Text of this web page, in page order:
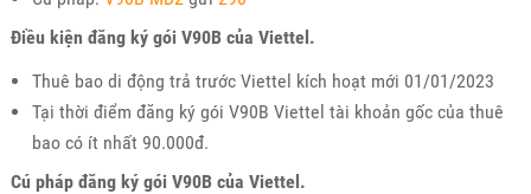
Điều kiện đăng ký gói V90B của Viettel.
Thuê bao di động trả trước Viettel kích hoạt mới 01/01/2023
Tại thời điểm đăng ký gói V90B Viettel tài khoản gốc của thuê
bao có ít nhất 90.000đ.
Cú pháp đăng ký gói V90B của Viettel.